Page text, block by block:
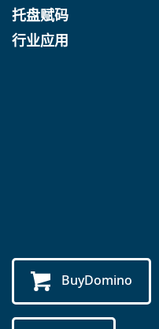
托盘赋码
行业应用
BuyDomino